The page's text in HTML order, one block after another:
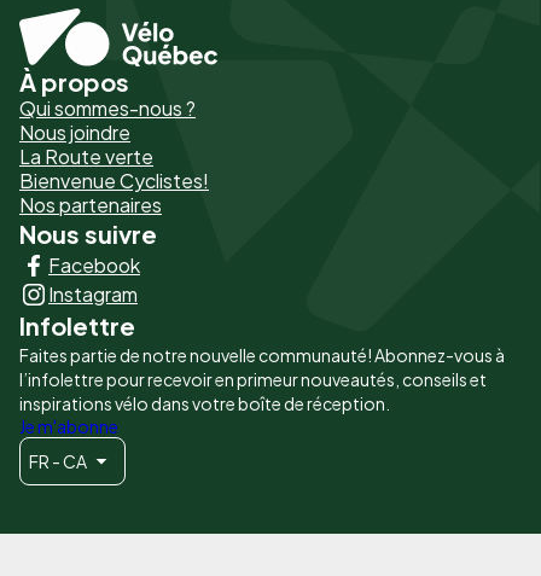
Pied
de
page
-
Liens
principaux
À propos
Qui sommes-nous ?
Nous joindre
La Route verte
Bienvenue Cyclistes!
Nos partenaires
Nous suivre
Facebook
Instagram
Infolettre
Faites partie de notre nouvelle communauté! Abonnez-vous à
l’infolettre pour recevoir en primeur nouveautés, conseils et
inspirations vélo dans votre boîte de réception.
Je m'abonne
FR - CA